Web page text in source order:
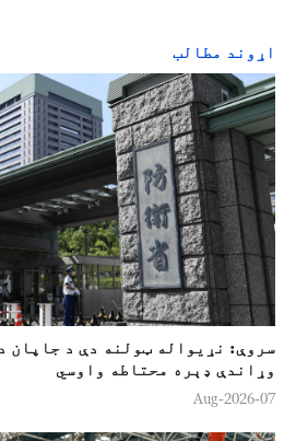
اړوند مطالب
سروې: نړیواله ټولنه دې د جاپان
وړاندې ډېره محتاطه واوسي
07-Aug-2026